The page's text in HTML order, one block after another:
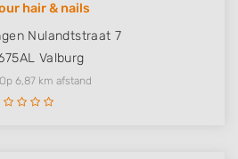
hair & nails
Nulandtstraat 7
Valburg
Op 6,87 km afstand